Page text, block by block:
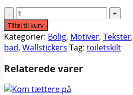
#3
Toiletskilt
antal
Tilføj til kurv
Kategorier: Bolig, Motiver, Tekster,
bad, Wallstickers Tag: toiletskilt
Relaterede varer